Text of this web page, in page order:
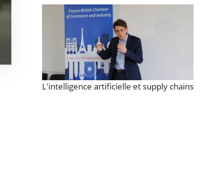
L'intelligence artificielle et supply chains